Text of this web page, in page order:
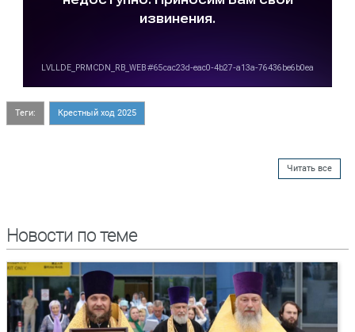
Теги: Крестный ход 2025
Читать все
Новости по теме